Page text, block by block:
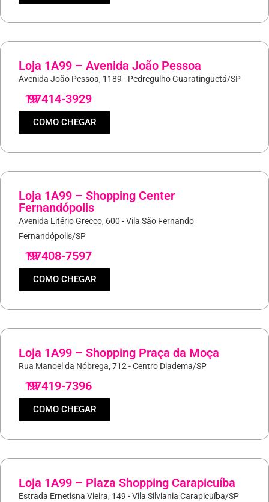
Loja 1A99 – Avenida João Pessoa
Avenida João Pessoa, 1189 - Pedregulho Guaratinguetá/SP
19
97414-3929
COMO CHEGAR
Loja 1A99 – Shopping Center
Fernandópolis
Avenida Litério Grecco, 600 - Vila São Fernando
Fernandópolis/SP
19
97408-7597
COMO CHEGAR
Loja 1A99 – Shopping Praça da Moça
Rua Manoel da Nóbrega, 712 - Centro Diadema/SP
19
97419-7396
COMO CHEGAR
Loja 1A99 – Plaza Shopping Carapicuíba
Estrada Ernetisna Vieira, 149 - Vila Silviania Carapicuíba/SP